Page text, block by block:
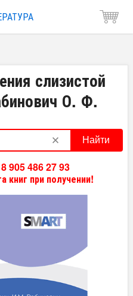
слизистой
О. Ф.
Найти
905 486 27 93
книг при получении!